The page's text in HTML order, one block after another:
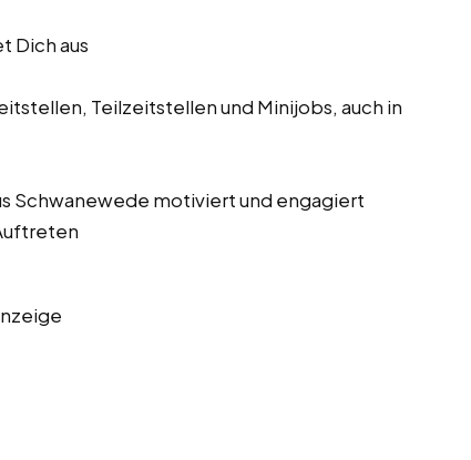
Dich aus
Teilzeitstellen und Minijobs, auch in
Schwanewede motiviert und engagiert